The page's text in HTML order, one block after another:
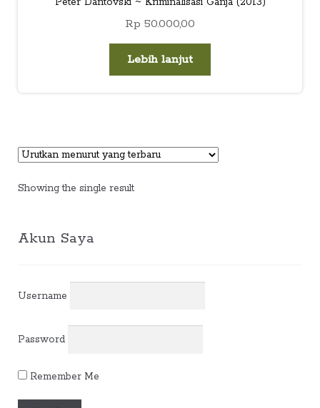
child
Rp 50.000,00
Lebih lanjut
Showing the single result
Akun Saya
Username
Password
Remember Me